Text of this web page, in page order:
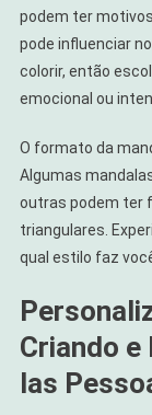
podem ter
pode influenciar
colorir, então
emocional ou
O formato da
Algumas
outras podem ter
triangulares.
qual estilo faz
Criando
las